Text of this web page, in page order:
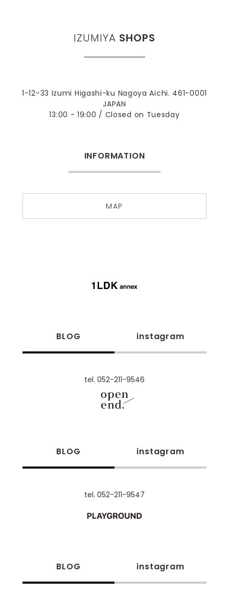
IZUMIYA SHOPS
1-12-33 Izumi Higashi-ku Nagoya Aichi. 461-0001
JAPAN
13:00 - 19:00 / Closed on Tuesday
INFORMATION
MAP
BLOG instagram
tel. 052-211-9546
BLOG instagram
tel. 052-211-9547
BLOG instagram